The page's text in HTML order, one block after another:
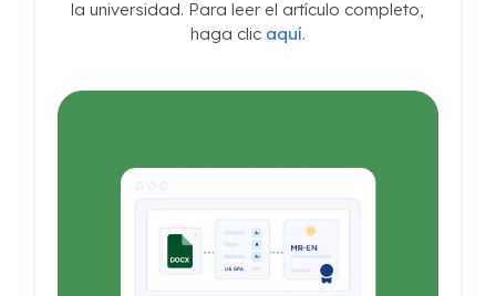
la universidad. Para leer el artículo completo,
haga clic aquí.